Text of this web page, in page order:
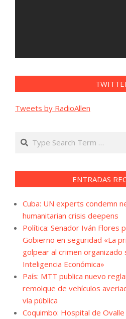
Tweets by RadioAllen
Search
ENTRADAS
Cuba: UN experts condemn
humanitarian crisis deepens
Política: Senador Iván Flores
Gobierno en seguridad «La
golpear al crimen organizado
Inteligencia Económica»
País: MTT publica nuevo
remolque de vehículos
vía pública
Coquimbo: Hospital de